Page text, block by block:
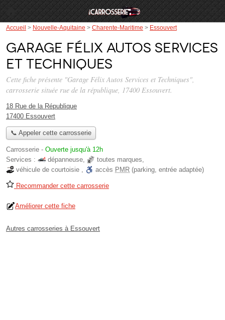
Accueil > Nouvelle-Aquitaine > Charente-Maritime > Essouvert
Garage Félix Autos Services
et Techniques
Cette fiche présente "Garage Félix Autos Services et Techniques",
carrosserie située rue de la république, 17400 Essouvert.
18 Rue de la République
17400 Essouvert
📞 Appeler cette carrosserie
Carrosserie - Ouverte jusqu'à 12h
Services :
dépanneuse, toutes marques,
véhicule de courtoisie , accès PMR (parking, entrée adaptée)
Recommander cette carrosserie
Améliorer cette fiche
Autres carrosseries à Essouvert